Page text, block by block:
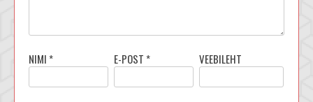
NIMI * E-POST * VEEBILEHT